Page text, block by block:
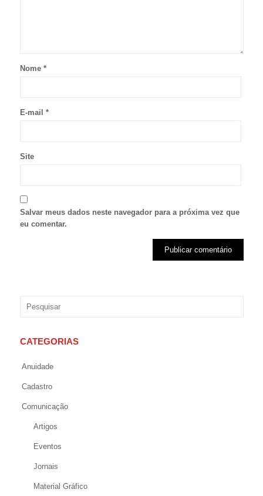
Nome *
E-mail *
Site
Salvar meus dados neste navegador para a próxima vez que
eu comentar.
CATEGORIAS
Anuidade
Cadastro
Comunicação
Artigos
Eventos
Jornais
Material Gráfico